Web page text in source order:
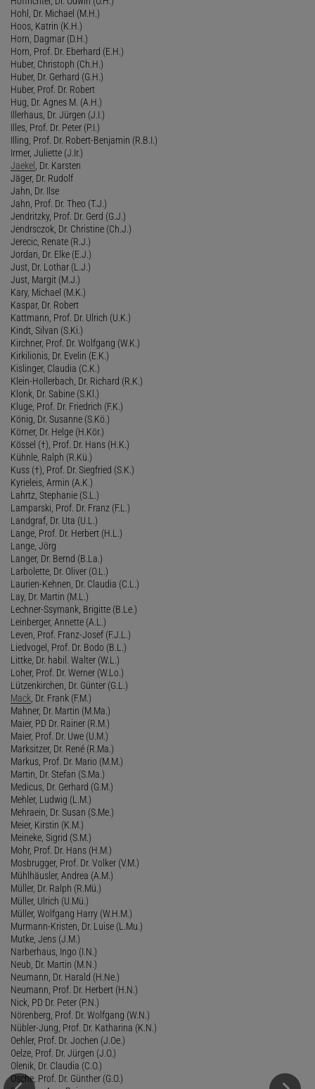
Hohl, Dr. Michael (M.H.)
Hoos, Katrin (K.H.)
Horn, Dagmar (D.H.)
Horn, Prof. Dr. Eberhard (E.H.)
Huber, Christoph (Ch.H.)
Huber, Dr. Gerhard (G.H.)
Huber, Prof. Dr. Robert
Hug, Dr. Agnes M. (A.H.)
Illerhaus, Dr. Jürgen (J.I.)
Illes, Prof. Dr. Peter (P.I.)
Illing, Prof. Dr. Robert-Benjamin (R.B.I.)
Irmer, Juliette (J.Ir.)
Jaekel , Dr. Karsten
Jäger, Dr. Rudolf
Jahn, Dr. Ilse
Jahn, Prof. Dr. Theo (T.J.)
Jendritzky, Prof. Dr. Gerd (G.J.)
Jendrsczok, Dr. Christine (Ch.J.)
Jerecic, Renate (R.J.)
Jordan, Dr. Elke (E.J.)
Just, Dr. Lothar (L.J.)
Just, Margit (M.J.)
Kary, Michael (M.K.)
Kaspar, Dr. Robert
Kattmann, Prof. Dr. Ulrich (U.K.)
Kindt, Silvan (S.Ki.)
Kirchner, Prof. Dr. Wolfgang (W.K.)
Kirkilionis, Dr. Evelin (E.K.)
Kislinger, Claudia (C.K.)
Klein-Hollerbach, Dr. Richard (R.K.)
Klonk, Dr. Sabine (S.Kl.)
Kluge, Prof. Dr. Friedrich (F.K.)
König, Dr. Susanne (S.Kö.)
Körner, Dr. Helge (H.Kör.)
Kössel (†), Prof. Dr. Hans (H.K.)
Kühnle, Ralph (R.Kü.)
Kuss (†), Prof. Dr. Siegfried (S.K.)
Kyrieleis, Armin (A.K.)
Lahrtz, Stephanie (S.L.)
Lamparski, Prof. Dr. Franz (F.L.)
Landgraf, Dr. Uta (U.L.)
Lange, Prof. Dr. Herbert (H.L.)
Lange, Jörg
Langer, Dr. Bernd (B.La.)
Larbolette, Dr. Oliver (O.L.)
Laurien-Kehnen, Dr. Claudia (C.L.)
Lay, Dr. Martin (M.L.)
Lechner-Ssymank, Brigitte (B.Le.)
Leinberger, Annette (A.L.)
Leven, Prof. Franz-Josef (F.J.L.)
Liedvogel, Prof. Dr. Bodo (B.L.)
Littke, Dr. habil. Walter (W.L.)
Loher, Prof. Dr. Werner (W.Lo.)
Lützenkirchen, Dr. Günter (G.L.)
Mack , Dr. Frank (F.M.)
Mahner, Dr. Martin (M.Ma.)
Maier, PD Dr. Rainer (R.M.)
Maier, Prof. Dr. Uwe (U.M.)
Marksitzer, Dr. René (R.Ma.)
Markus, Prof. Dr. Mario (M.M.)
Martin, Dr. Stefan (S.Ma.)
Medicus, Dr. Gerhard (G.M.)
Mehler, Ludwig (L.M.)
Mehraein, Dr. Susan (S.Me.)
Meier, Kirstin (K.M.)
Meineke, Sigrid (S.M.)
Mohr, Prof. Dr. Hans (H.M.)
Mosbrugger, Prof. Dr. Volker (V.M.)
Mühlhäusler, Andrea (A.M.)
Müller, Dr. Ralph (R.Mü.)
Müller, Ulrich (U.Mü.)
Müller, Wolfgang Harry (W.H.M.)
Murmann-Kristen, Dr. Luise (L.Mu.)
Mutke, Jens (J.M.)
Narberhaus, Ingo (I.N.)
Neub, Dr. Martin (M.N.)
Neumann, Dr. Harald (H.Ne.)
Neumann, Prof. Dr. Herbert (H.N.)
Nick, PD Dr. Peter (P.N.)
Nörenberg, Prof. Dr. Wolfgang (W.N.)
Nübler-Jung, Prof. Dr. Katharina (K.N.)
Oehler, Prof. Dr. Jochen (J.Oe.)
Oelze, Prof. Dr. Jürgen (J.O.)
Olenik, Dr. Claudia (C.O.)
Osche, Prof. Dr. Günther (G.O.)